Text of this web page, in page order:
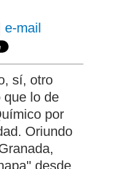
e-mail
sí, otro
que lo de
por
Oriundo
desde